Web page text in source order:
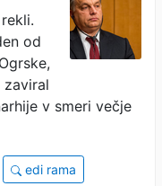
od
v smeri večje
edi rama